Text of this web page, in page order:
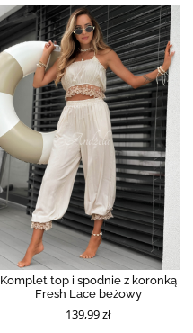
Komplet top i spodnie z koronką
Fresh Lace beżowy
139,99 zł